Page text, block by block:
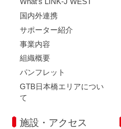
国内外連携
サポーター紹介
事業内容
組織概要
パンフレット
GTB日本橋エリアについ
て
施設・アクセス